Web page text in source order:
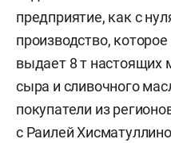
предприятие, как с
производство,
выдает 8 т настоящих
сыра и сливочного
покупатели из
с Раилей